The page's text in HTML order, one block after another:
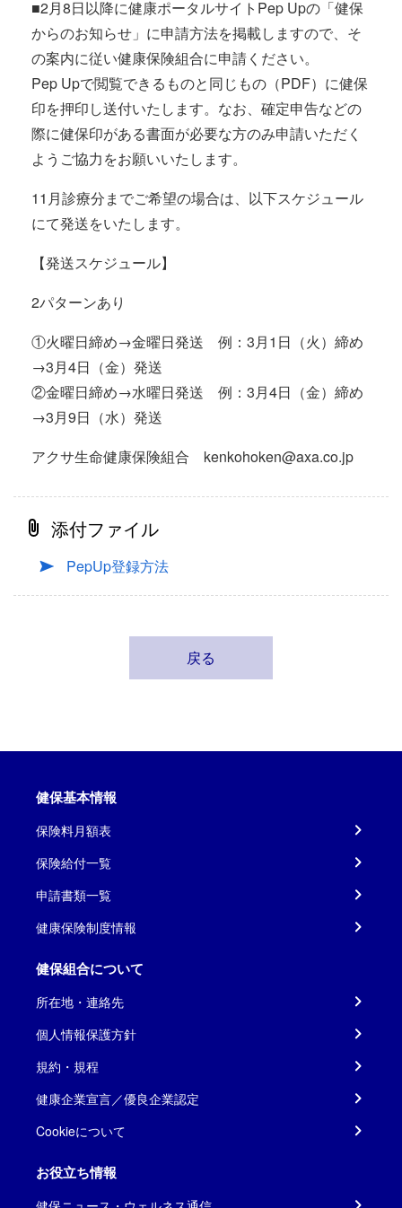
■2月8日以降に健康ポータルサイトPep Upの「健保
からのお知らせ」に申請方法を掲載しますので、そ
の案内に従い健康保険組合に申請ください。
Pep Upで閲覧できるものと同じもの（PDF）に健保
印を押印し送付いたします。なお、確定申告などの
際に健保印がある書面が必要な方のみ申請いただく
ようご協力をお願いいたします。
11月診療分までご希望の場合は、以下スケジュール
にて発送をいたします。
【発送スケジュール】
2パターンあり
①火曜日締め→金曜日発送 例：3月1日（火）締め
→3月4日（金）発送
②金曜日締め→水曜日発送 例：3月4日（金）締め
→3月9日（水）発送
アクサ生命健康保険組合 kenkohoken@axa.co.jp
添付ファイル
PepUp登録方法
戻る
健保基本情報
保険料月額表
保険給付一覧
申請書類一覧
健康保険制度情報
健保組合について
所在地・連絡先
個人情報保護方針
規約・規程
健康企業宣言／優良企業認定
Cookieについて
お役立ち情報